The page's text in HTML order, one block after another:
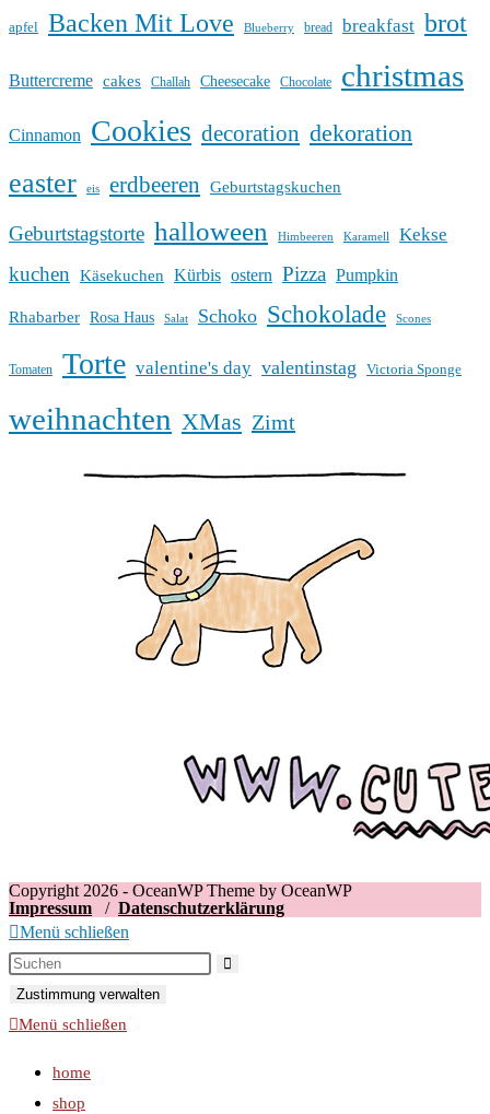
apfel Backen Mit Love Blueberry bread breakfast brot
Buttercreme cakes Challah Cheesecake Chocolate christmas
Cinnamon Cookies decoration dekoration
easter eis erdbeeren Geburtstagskuchen
Geburtstagstorte halloween Himbeeren Karamell Kekse
kuchen Käsekuchen Kürbis ostern Pizza Pumpkin
Rhabarber Rosa Haus Salat Schoko Schokolade Scones
Tomaten Torte valentine's day valentinstag Victoria Sponge
weihnachten XMas Zimt
Copyright 2026 - OceanWP Theme by OceanWP
Impressum / Datenschutzerklärung
Menü schließen
Zustimmung verwalten
Menü schließen
home
shop